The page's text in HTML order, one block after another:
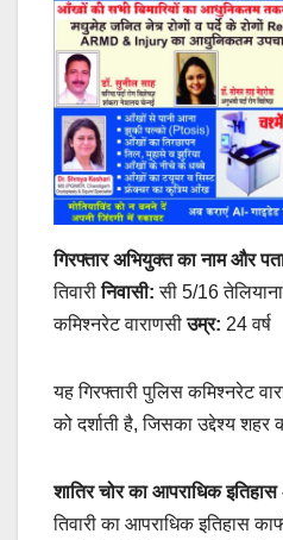
गिरफ्तार अभियुक्त का नाम और
तिवारीनिवासी: सी 5/16
कमिश्नरेट वाराणसीउम्र: 24 वर्ष
यह गिरफ्तारी पुलिस कमिश्नरेट
को दर्शाती है, जिसका उद्देश्य शहर
शातिर चोर का आपराधिक इतिहास
तिवारी का आपराधिक इतिहास